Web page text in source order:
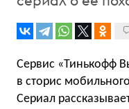
Сервис «Тинькофф
в сторис
Сериал